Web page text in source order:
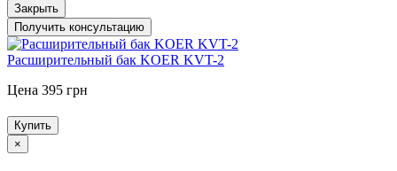
Закрыть
Получить консультацию
Расширительный бак KOER KVT-2
Цена 395 грн
Купить
×